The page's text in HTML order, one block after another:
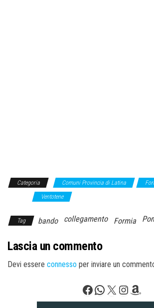
Categoria Comuni Provincia di Latina
Ventotene
Tag bando collegamento Formia
Lascia un commento
Devi essere connesso per inviare un
Facebook
WhatsApp
X